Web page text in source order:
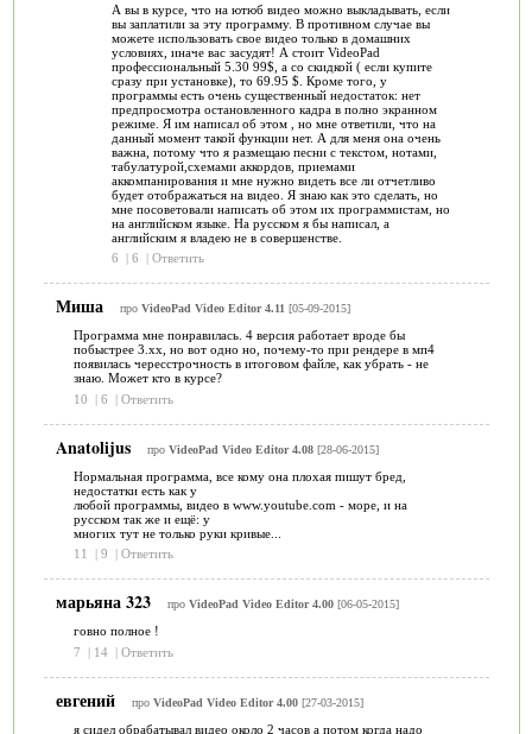
А вы в курсе, что на ютюб видео можно выкладывать, если
вы заплатили за эту программу. В противном случае вы
можете использовать свое видео только в домашних
условиях, иначе вас засудят! А стоит VideoPad
профессиональный 5.30 99$, а со скидкой ( если купите
сразу при установке), то 69.95 $. Кроме того, у
программы есть очень существенный недостаток: нет
предпросмотра остановленного кадра в полно экранном
режиме. Я им написал об этом , но мне ответили, что на
данный момент такой функции нет. А для меня она очень
важна, потому что я размещаю песни с текстом, нотами,
табулатурой,схемами аккордов, приемами
аккомпанирования и мне нужно видеть все ли отчетливо
будет отображаться на видео. Я знаю как это сделать, но
мне посоветовали написать об этом их программистам, но
на английском языке. На русском я бы написал, а
английским я владею не в совершенстве.
6
| 6 | Ответить
Миша про VideoPad Video Editor 4.11 [05-09-2015]
Программа мне понравилась. 4 версия работает вроде бы
побыстрее 3.хх, но вот одно но, почему-то при рендере в мп4
появилась чересстрочность в итоговом файле, как убрать - не
знаю. Может кто в курсе?
10
| 6 | Ответить
Anatolijus про VideoPad Video Editor 4.08[28-06-2015]
Нормальная программа, все кому она плохая пишут бред,
недостатки есть как у
любой программы, видео в www.youtube.com - море, и на
русском так же и ещё: у
многих тут не только руки кривые...
11
| 9 | Ответить
марьяна 323 про VideoPad Video Editor 4.00[06-05-2015]
говно полное !
7
| 14 | Ответить
евгений про VideoPad Video Editor 4.00[27-03-2015]
я сидел обрабатывал видео около 2 часов а потом когда надо